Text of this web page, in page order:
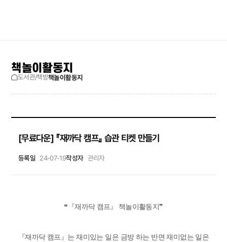
책놀이활동지
도서관/책방책놀이활동지
[무료다운] 『재까닥 캠프』 습관 티켓 만들기
등록일 24-07-19작성자 관리자
❝『재까닥 캠프』 책놀이활동지❞
『재까닥 캠프 』 는 재미있는 일은 금방 하는 반면 재미없는 일은